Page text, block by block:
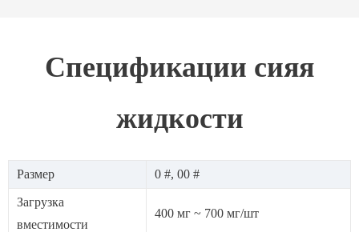
Спецификации сияя
жидкости
Размер 0 #, 00 #
Загрузка
вместимости
400 мг ~ 700 мг/шт